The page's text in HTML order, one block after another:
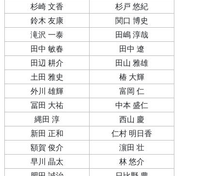
杉崎 文香
杉戸 悠紀
鈴木 友康
関口 博史
滝沢 一泰
田嶋 淳哉
田中 敏春
田中 遼
田辺 耕介
田山 雅雄
土田 雅史
椿 大輝
外川 雄輝
富岡 仁
冨田 大祐
中本 盛仁
縄田 淳
西山 慶
新田 正和
仁村 明日香
額賀 俊介
濵田 壮
早川 晶太
林 悠介